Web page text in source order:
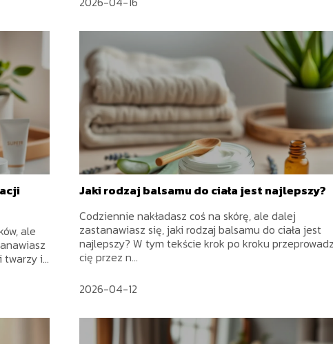
ale
i...
Jaki rodzaj balsamu do ciała jest najlepszy?
Codziennie nakładasz coś na skórę, ale dalej
zastanawiasz się, jaki rodzaj balsamu do ciała jest
najlepszy? W tym tekście krok po kroku
cię przez n...
2026-04-12